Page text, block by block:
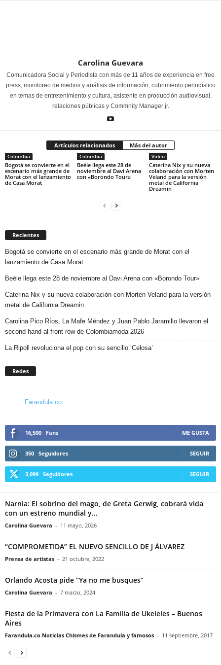
Carolina Guevara
Comunicadora Social y Periodista con más de 11 años de experiencia en free
press, monitoreo de medios y análisis de información, cubrimiento periodístico
en temas de entretenimiento y cultura, asistente en producción audiovisual,
relaciones públicas y Commnity Manager jr.
Artículos relacionados Más del autor
Colombia
Bogotá se convierte en el
escenario más grande de
Morat con el lanzamiento
de Casa Morat
Colombia
Beéle llega este 28 de
noviembre al Davi Arena
con «Borondo Tour»
Video
Caterina Nix y su nueva
colaboración con Morten
Veland para la versión
metal de California
Dreamin
Recientes
Bogotá se convierte en el escenario más grande de Morat con el
lanzamiento de Casa Morat
Beéle llega este 28 de noviembre al Davi Arena con «Borondo Tour»
Caterina Nix y su nueva colaboración con Morten Veland para la versión
metal de California Dreamin
Carolina Pico Ríos, La Mafe Méndez y Juan Pablo Jaramillo llevaron el
second hand al front row de Colombiamoda 2026
La Ripoll revoluciona el pop con su sencillo ‘Celosa’
Redes
Farandula.co
16,500 Fans ME GUSTA
350 Seguidores SEGUIR
3,099 Seguidores SEGUIR
Narnia: El sobrino del mago, de Greta Gerwig, cobrará vida
con un estreno mundial y...
Carolina Guevara - 11 mayo, 2026
“COMPROMETIDA” EL NUEVO SENCILLO DE J ÁLVAREZ
Prensa de artistas - 21 octubre, 2022
Orlando Acosta pide “Ya no me busques”
Carolina Guevara - 7 marzo, 2024
Fiesta de la Primavera con La Familia de Ukeleles – Buenos
Aires
Farandula.co Noticias Chismes de Farandula y famosos - 11 septiembre, 2017